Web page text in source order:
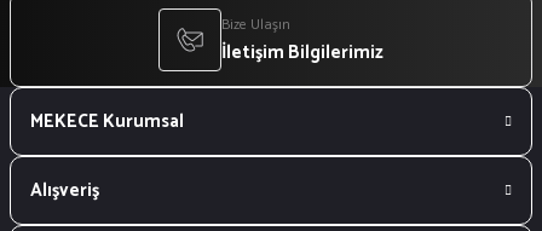
Bize Ulaşın
İletişim Bilgilerimiz
MEKECE Kurumsal
Alışveriş